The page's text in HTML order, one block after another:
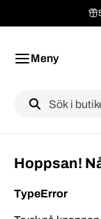
Meny
Label
Hoppsan!
TypeError